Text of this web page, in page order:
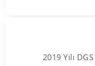
2019 Yılı